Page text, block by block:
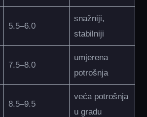
5.5–6.0
snažniji,
stabilniji
7.5–8.0
umjerena
potrošnja
8.5–9.5
veća potrošnja
u gradu